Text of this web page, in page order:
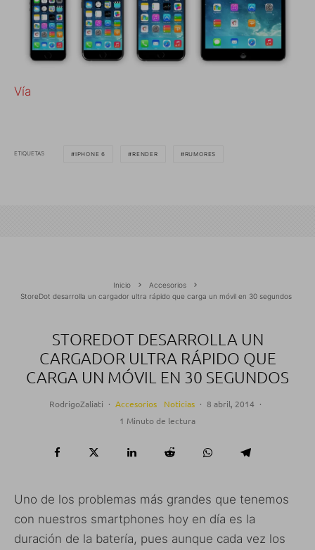
Vía
ETIQUETAS IPHONE 6 RENDER RUMORES
Inicio
Accesorios
StoreDot desarrolla un cargador ultra rápido que carga un móvil en 30 segundos
STOREDOT DESARROLLA UN
CARGADOR ULTRA RÁPIDO QUE
CARGA UN MÓVIL EN 30 SEGUNDOS
RodrigoZaliati · Accesorios Noticias · 8 abril, 2014 ·
1 Minuto de lectura
Uno de los problemas más grandes que tenemos
con nuestros smartphones hoy en día es la
duración de la batería, pues aunque cada vez los